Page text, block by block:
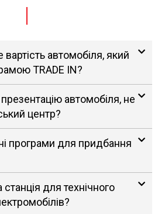
автомобіля, який
TRADE IN?
автомобіля, не
центр?
програми для придбання
для технічного